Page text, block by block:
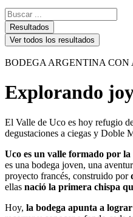
Search
...Resultados
Ver todos los resultados
BODEGA ARGENTINA CON
Explorando
El Valle de Uco es hoy refugio
degustaciones a ciegas y Doble
Uco es un valle formado por
es una bodega joven, una
proyecto francés, construido por
ellas nació la primera chispa
Hoy, la bodega apunta a